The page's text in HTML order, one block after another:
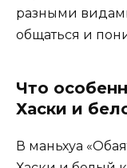
разными
общаться и
Что
Хаски и
В маньхуа